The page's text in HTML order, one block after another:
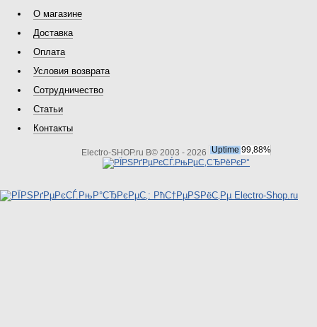
О магазине
Доставка
Оплата
Условия возврата
Сотрудничество
Статьи
Контакты
Electro-SHOP.ru В© 2003 - 2026